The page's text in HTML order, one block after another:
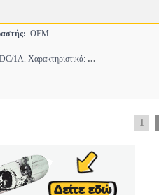
OEM
1A. Χαρακτηριστικά: ...
1